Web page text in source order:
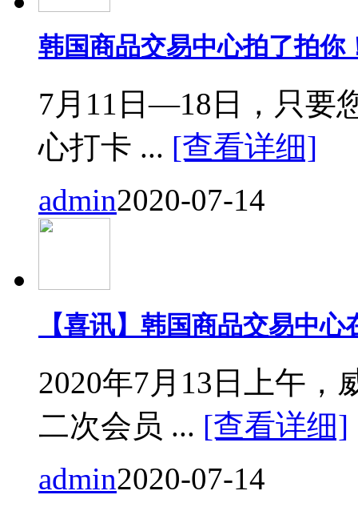
韩国商品交易中心拍了拍你
7月11日—18日，只要
心打卡 ... [查看详细]
admin2020-07-14
【喜讯】韩国商品交易中
2020年7月13日上午，
二次会员 ... [查看详细]
admin2020-07-14